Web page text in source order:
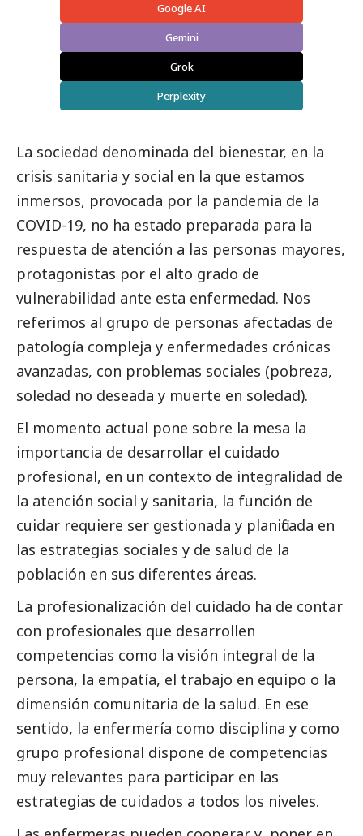
Google AI
Gemini
Grok
Perplexity
La sociedad denominada del bienestar, en la
crisis sanitaria y social en la que estamos
inmersos, provocada por la pandemia de la
COVID-19, no ha estado preparada para la
respuesta de atención a las personas mayores,
protagonistas por el alto grado de
vulnerabilidad ante esta enfermedad. Nos
referimos al grupo de personas afectadas de
patología compleja y enfermedades crónicas
avanzadas, con problemas sociales (pobreza,
soledad no deseada y muerte en soledad).
El momento actual pone sobre la mesa la
importancia de desarrollar el cuidado
profesional, en un contexto de integralidad de
la atención social y sanitaria, la función de
cuidar requiere ser gestionada y planificada en
las estrategias sociales y de salud de la
población en sus diferentes áreas.
La profesionalización del cuidado ha de contar
con profesionales que desarrollen
competencias como la visión integral de la
persona, la empatía, el trabajo en equipo o la
dimensión comunitaria de la salud. En ese
sentido, la enfermería como disciplina y como
grupo profesional dispone de competencias
muy relevantes para participar en las
estrategias de cuidados a todos los niveles.